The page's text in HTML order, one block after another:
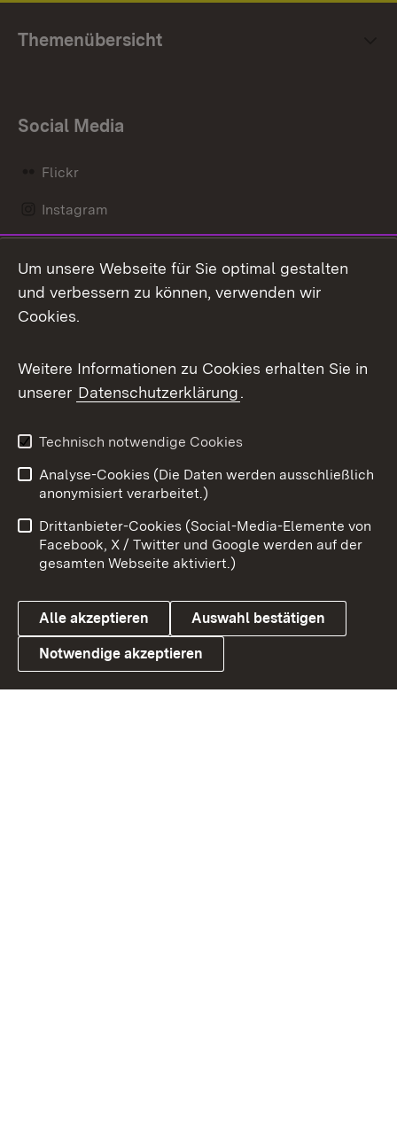
Themenübersicht
Social Media
Flickr
Instagram
Mastodon
Messenger
Social Wall
X / Twitter
Youtube
Link zum Landesportal
Benutzungshinweise
Barrierefreiheit
Datenschutz
Cookies
Um unsere Webseite für Sie optimal gestalten
und verbessern zu können, verwenden wir
Cookies.
Weitere Informationen zu Cookies erhalten Sie in
unserer Datenschutzerklärung.
Technisch notwendige Cookies
Analyse-Cookies (Die Daten werden ausschließlich
anonymisiert verarbeitet.)
Drittanbieter-Cookies (Social-Media-Elemente von
Facebook, X / Twitter und Google werden auf der
gesamten Webseite aktiviert.)
Alle akzeptieren Auswahl bestätigen
Notwendige akzeptieren